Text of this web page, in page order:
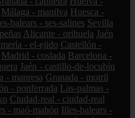
Málaga - manilva Huesca -
balears - ses-salines Sevilla
Alicante - orihuela Jaén
- el-ejido Castellón -
Madrid - coslada Barcelona -
Jaén - castillo-de-locubín
- manresa Granada - motril
- ponferrada Las-palmas -
Ciudad-real - ciudad-real
- maó-mahón Illes-balears -